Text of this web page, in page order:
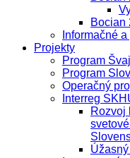
Bocian
Informačné
Projekty
Program
Program
Operačný
Interreg
Rozvoj